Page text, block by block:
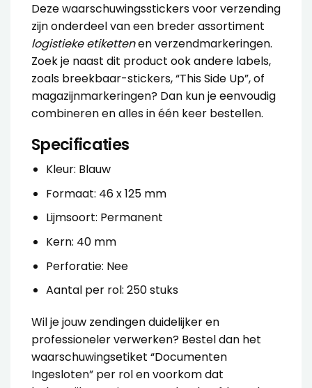
Deze waarschuwingsstickers voor verzending
zijn onderdeel van een breder assortiment
logistieke etikettenen verzendmarkeringen.
Zoek je naast dit product ook andere labels,
zoals breekbaar-stickers, “This Side Up”, of
magazijnmarkeringen? Dan kun je eenvoudig
combineren en alles in één keer bestellen.
Specificaties
Kleur: Blauw
Formaat: 46 x 125 mm
Lijmsoort: Permanent
Kern: 40 mm
Perforatie: Nee
Aantal per rol: 250 stuks
Wil je jouw zendingen duidelijker en
professioneler verwerken? Bestel dan het
waarschuwingsetiket “Documenten
Ingesloten” per rol en voorkom dat